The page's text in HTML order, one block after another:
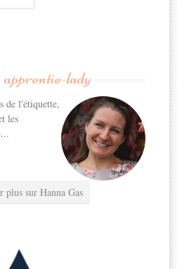
apprentie-lady
de l'étiquette,
les
sur Hanna Gas